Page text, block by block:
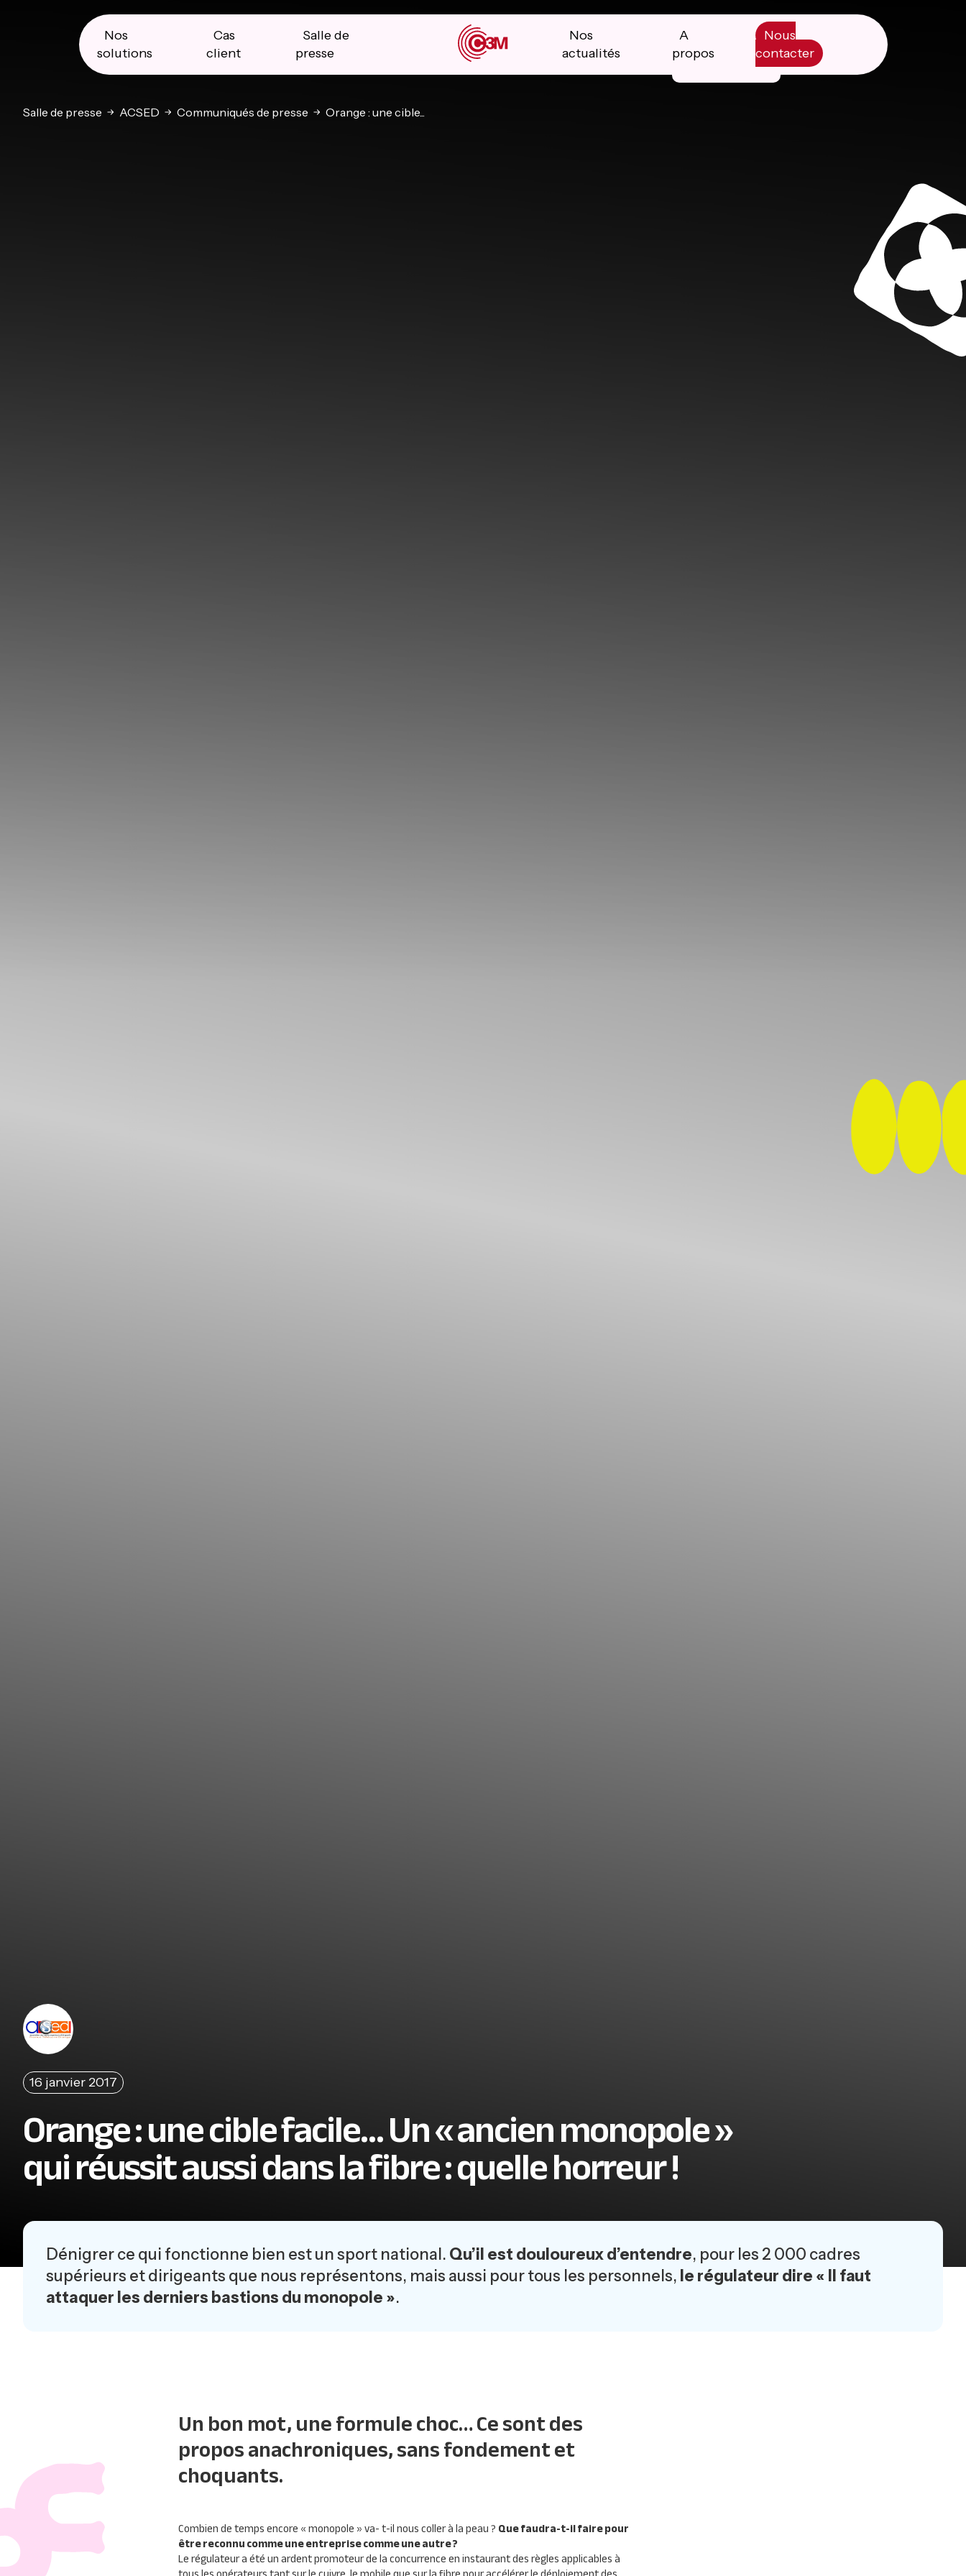
Nos
solutions
Cas
client
Salle de
presse
Nos
actualités
A
propos
Nous
contacter
Salle de presse ACSED Communiqués de presse Orange : une cible...
16 janvier 2017
Orange : une cible facile… Un « ancien monopole »
qui réussit aussi dans la fibre : quelle horreur !
Dénigrer ce qui fonctionne bien est un sport national. Qu’il est douloureux d’entendre, pour les 2 000 cadres
supérieurs et dirigeants que nous représentons, mais aussi pour tous les personnels, le régulateur dire « Il faut
attaquer les derniers bastions du monopole ».
Un bon mot, une formule choc… Ce sont des
propos anachroniques, sans fondement et
choquants.
Combien de temps encore « monopole » va- t-il nous coller à la peau ?Que faudra-t-il faire pour
être reconnu comme une entreprise comme une autre ?
Le régulateur a été un ardent promoteur de la concurrence en instaurant des règles applicables à